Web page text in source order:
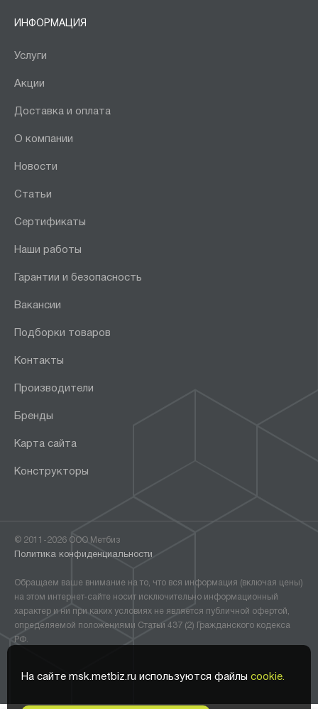
На сайте msk.metbiz.ru используются файлы cookie.
ИНФОРМАЦИЯ
Услуги
Акции
Доставка и оплата
О компании
Новости
Статьи
Сертификаты
Наши работы
Гарантии и безопасность
Вакансии
Подборки товаров
Контакты
Производители
Бренды
Карта сайта
Конструкторы
© 2011-2026 ООО Метбиз
Политика конфиденциальности
Обращаем ваше внимание на то, что вся информация (включая цены)
на этом интернет-сайте носит исключительно информационный
характер и ни при каких условиях не является публичной офертой,
определяемой положениями Статьи 437 (2) Гражданского кодекса
РФ.